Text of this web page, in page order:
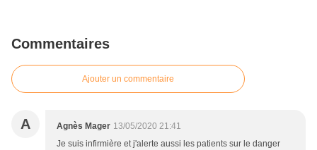
Commentaires
Ajouter un commentaire
A Agnès Mager 13/05/2020 21:41
Je suis infirmière et j'alerte aussi les patients sur le danger